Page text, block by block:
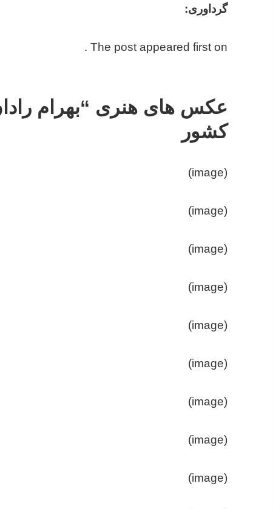
گرداوری:
The post appeared first on .
عکس های هنری “بهرام
کشور
(image)
(image)
(image)
(image)
(image)
(image)
(image)
(image)
(image)